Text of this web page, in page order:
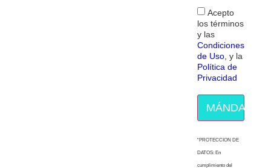
Acepto
los términos
y las
Condiciones
de Uso, y la
Política de
Privacidad
MÁNDAME
“PROTECCION DE
DATOS: En
cumplimiento del